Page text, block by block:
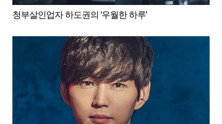
청부살인업자 하도권의 ‘우월한 하루’